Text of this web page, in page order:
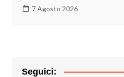
7 Agosto 2026
Seguici: